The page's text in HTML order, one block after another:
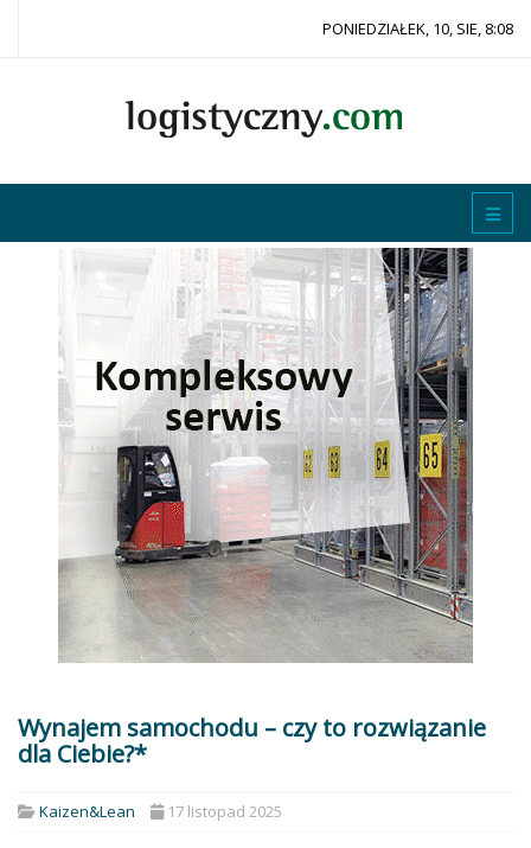
PONIEDZIAŁEK, 10, SIE, 8:08
Wynajem samochodu – czy to rozwiązanie
dla Ciebie?*
Kaizen&Lean 17 listopad 2025